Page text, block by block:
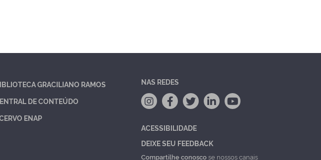
GRACILIANO RAMOS
DE CONTEÚDO
ENAP
NAS REDES
ACESSIBILIDADE
DEIXE SEU FEEDBACK
Compartilhe conoscose nossos canais